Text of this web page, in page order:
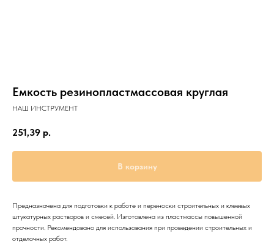
Емкость резинопластмассовая круглая
НАШ ИНСТРУМЕНТ
251,39 р.
В корзину
Предназначена для подготовки к работе и переноски строительных и клеевых
штукатурных растворов и смесей. Изготовлена из пластмассы повышенной
прочности. Рекомендовано для использования при проведении строительных и
отделочных работ.